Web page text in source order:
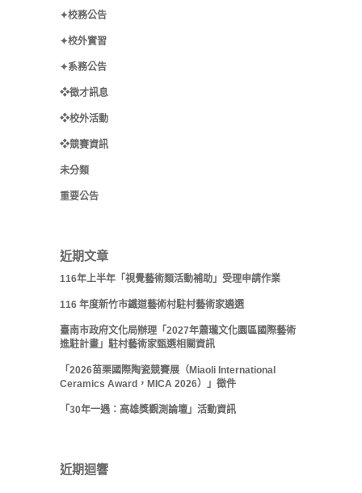
✦校務公告
✦校外實習
✦系務公告
❖徵才訊息
❖校外活動
❖競賽資訊
未分類
重要公告
近期文章
116年上半年「視覺藝術類活動補助」受理申請作業
116 年度新竹市鐵道藝術村駐村藝術家遴選
臺南市政府文化局辦理「2027年蕭瓏文化園區國際藝術
進駐計畫」駐村藝術家甄選相關資訊
「2026苗栗國際陶瓷競賽展（Miaoli International
Ceramics Award，MICA 2026）」徵件
「30年一遇：高雄獎觀測論壇」活動資訊
近期迴響